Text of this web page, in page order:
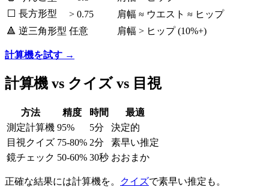
⬜ 長方形型
> 0.75
肩幅 ≈ ウエスト ≈ ヒップ
🔺 逆三角形型 任意 肩幅 > ヒップ (10%+)
計算機を試す →
計算機 vs クイズ vs 目視
方法 精度 時間
最適
測定計算機 95% 5分
決定的
目視クイズ 75-80% 2分
素早い推定
鏡チェック 50-60% 30秒 おおまか
正確な結果には計算機を。 クイズで素早い推定も。